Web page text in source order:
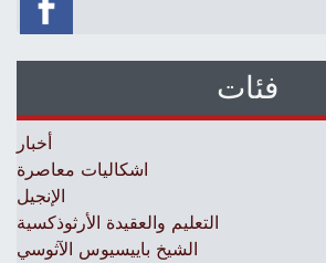
فئات
أخبار
اشكاليات معاصرة
الإنجيل
التعليم والعقيدة الأرثوذكسية
الشيخ باييسيوس الآثوسي